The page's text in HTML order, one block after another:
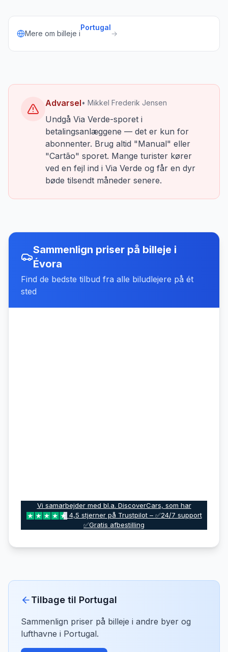
Mere om billeje i
Portugal
→
Advarsel• Mikkel Frederik Jensen
Undgå Via Verde-sporet i
betalingsanlæggene — det er kun for
abonnenter. Brug altid "Manual" eller
"Cartão" sporet. Mange turister kører
ved en fejl ind i Via Verde og får en dyr
bøde tilsendt måneder senere.
Sammenlign priser på billeje i
Évora
Find de bedste tilbud fra alle biludlejere på ét
sted
Vi samarbejder med bl.a. DiscoverCars, som har
4,5 stjerner på Trustpilot – ✅24/7 support
✅Gratis afbestilling
Tilbage til Portugal
Sammenlign priser på billeje i andre byer og
lufthavne i Portugal.